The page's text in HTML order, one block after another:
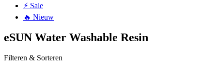
⚡ Sale
🔥 Nieuw
eSUN Water Washable Resin
Filteren & Sorteren